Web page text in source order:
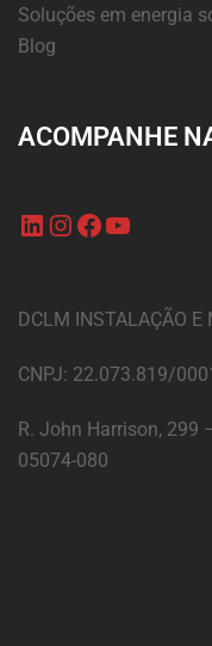
Soluções em energia
Blog
ACOMPANHE
DCLM INSTALAÇÃO E
CNPJ: 22.073.819/
R. John Harrison, 299
05074-080